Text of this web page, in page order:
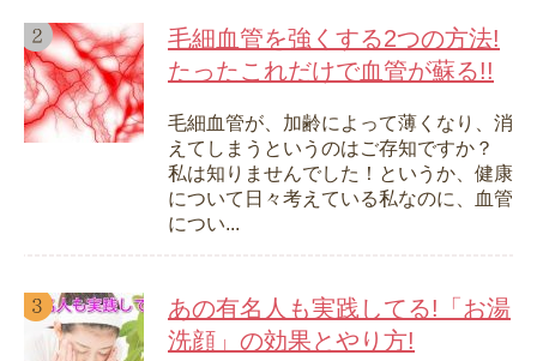
毛細血管を強くする2つの方法!
たったこれだけで血管が蘇る!!
毛細血管が、加齢によって薄くなり、消
えてしまうというのはご存知ですか？
私は知りませんでした！というか、健康
について日々考えている私なのに、血管
につい...
あの有名人も実践してる!「お湯
洗顔」の効果とやり方!